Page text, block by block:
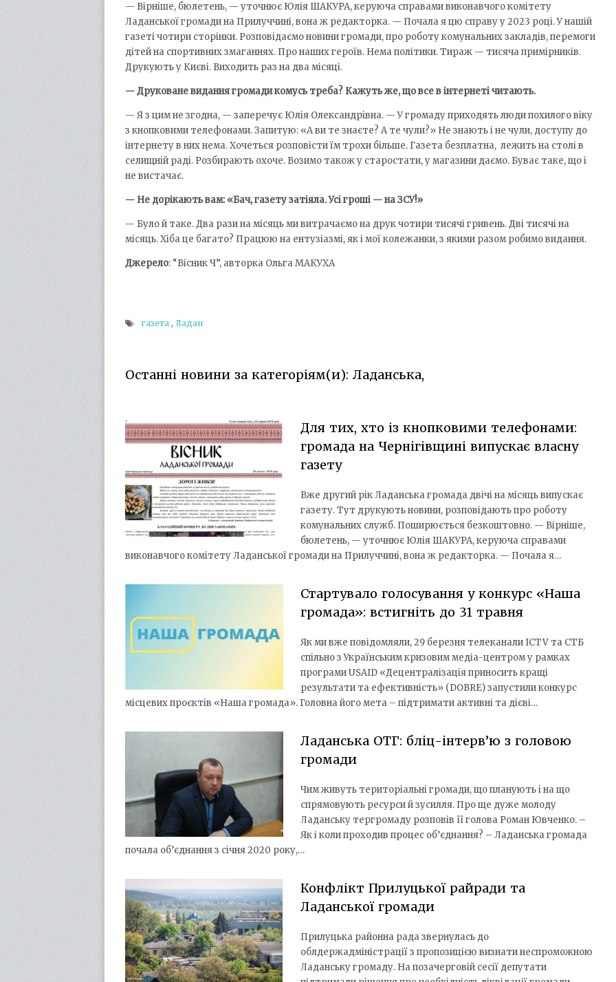
— Вірніше, бюлетень, — уточнює Юлія ШАКУРА, керуюча справами виконавчого комітету
Ладанської громади на Прилуччині, вона ж редакторка. — Почала я цю справу у 2023 році. У нашій
газеті чотири сторінки. Розповідаємо новини громади, про роботу комунальних закладів, перемоги
дітей на спортивних змаганнях. Про наших героїв. Нема політики. Тираж — тисяча примірників.
Друкують у Києві. Виходить раз на два місяці.
— Друковане видання громади комусь треба? Кажуть же, що все в інтернеті читають.
— Я з цим не згодна, — заперечує Юлія Олександрівна. — У громаду приходять люди похилого віку
з кнопковими телефонами. Запитую: «А ви те знаєте? А те чули?» Не знають і не чули, доступу до
інтернету в них нема. Хочеться розповісти їм трохи більше. Газета безплатна, лежить на столі в
селищній раді. Розбирають охоче. Возимо також у старостати, у магазини даємо. Буває таке, що і
не вистачає.
— Не дорікають вам: «Бач, газету затіяла. Усі гроші — на ЗСУ!»
— Було й таке. Два рази на місяць ми витрачаємо на друк чотири тисячі гривень. Дві тисячі на
місяць. Хіба це багато? Працюю на ентузіазмі, як і мої колежанки, з якими разом робимо видання.
Джерело: “Вісник Ч”, авторка Ольга МАКУХА
газета , Ладан
Останні новини за категоріям(и): Ладанська,
Для тих, хто із кнопковими телефонами:
громада на Чернігівщині випускає власну
газету
Вже другий рік Ладанська громада двічі на місяць випускає
газету. Тут друкують новини, розповідають про роботу
комунальних служб. Поширюється безкоштовно. — Вірніше,
бюлетень, — уточнює Юлія ШАКУРА, керуюча справами
виконавчого комітету Ладанської громади на Прилуччині, вона ж редакторка. — Почала я…
Стартувало голосування у конкурс «Наша
громада»: встигніть до 31 травня
Як ми вже повідомляли, 29 березня телеканали ICTV та СТБ
спільно з Українським кризовим медіа-центром у рамках
програми USAID «Децентралізація приносить кращі
результати та ефективність» (DOBRE) запустили конкурс
місцевих проєктів «Наша громада». Головна його мета – підтримати активні та дієві…
Ладанська ОТГ: бліц-інтерв’ю з головою
громади
Чим живуть територіальні громади, що планують і на що
спрямовують ресурси й зусилля. Про ще дуже молоду
Ладанську тергромаду розповів її голова Роман Ювченко. –
Як і коли проходив процес об’єднання? – Ладанська громада
почала об’єднання з січня 2020 року,…
Конфлікт Прилуцької райради та
Ладанської громади
Прилуцька районна рада звернулась до
облдержадміністрації з пропозицією визнати неспроможною
Ладанську громаду. На позачерговій сесії депутати